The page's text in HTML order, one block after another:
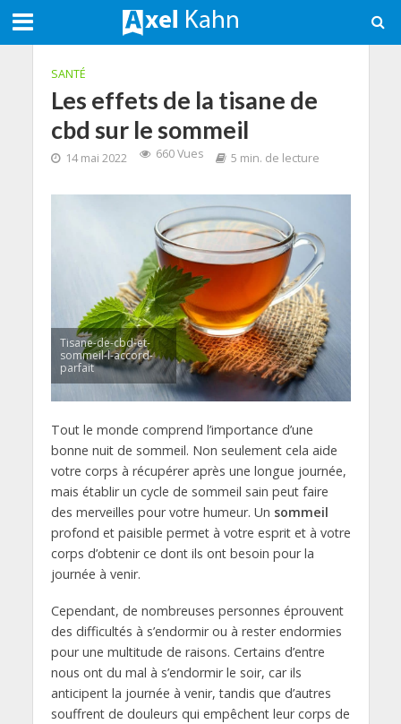
SANTÉ
Les effets de la tisane de
cbd sur le sommeil
14 mai 2022 660 Vues 5 min. de lecture
Tisane-de-cbd-et-
sommeil-l-accord-
parfait
Tout le monde comprend l’importance d’une
bonne nuit de sommeil. Non seulement cela aide
votre corps à récupérer après une longue journée,
mais établir un cycle de sommeil sain peut faire
des merveilles pour votre humeur. Un sommeil
profond et paisible permet à votre esprit et à votre
corps d’obtenir ce dont ils ont besoin pour la
journée à venir.
Cependant, de nombreuses personnes éprouvent
des difficultés à s’endormir ou à rester endormies
pour une multitude de raisons. Certains d’entre
nous ont du mal à s’endormir le soir, car ils
anticipent la journée à venir, tandis que d’autres
souffrent de douleurs qui empêchent leur corps de